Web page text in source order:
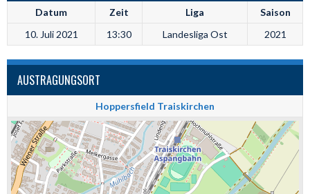
Datum Zeit Liga
Saison
10. Juli 2021
13:30 Landesliga Ost 2021
AUSTRAGUNGSORT
Hoppersfield Traiskirchen